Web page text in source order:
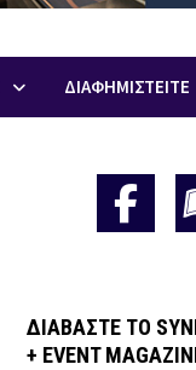
ΔΙΑΦΗΜΙΣΤΕΙΤΕ
ΔΙΑΒΆΣΤΕ ΤΟ
+ EVENT